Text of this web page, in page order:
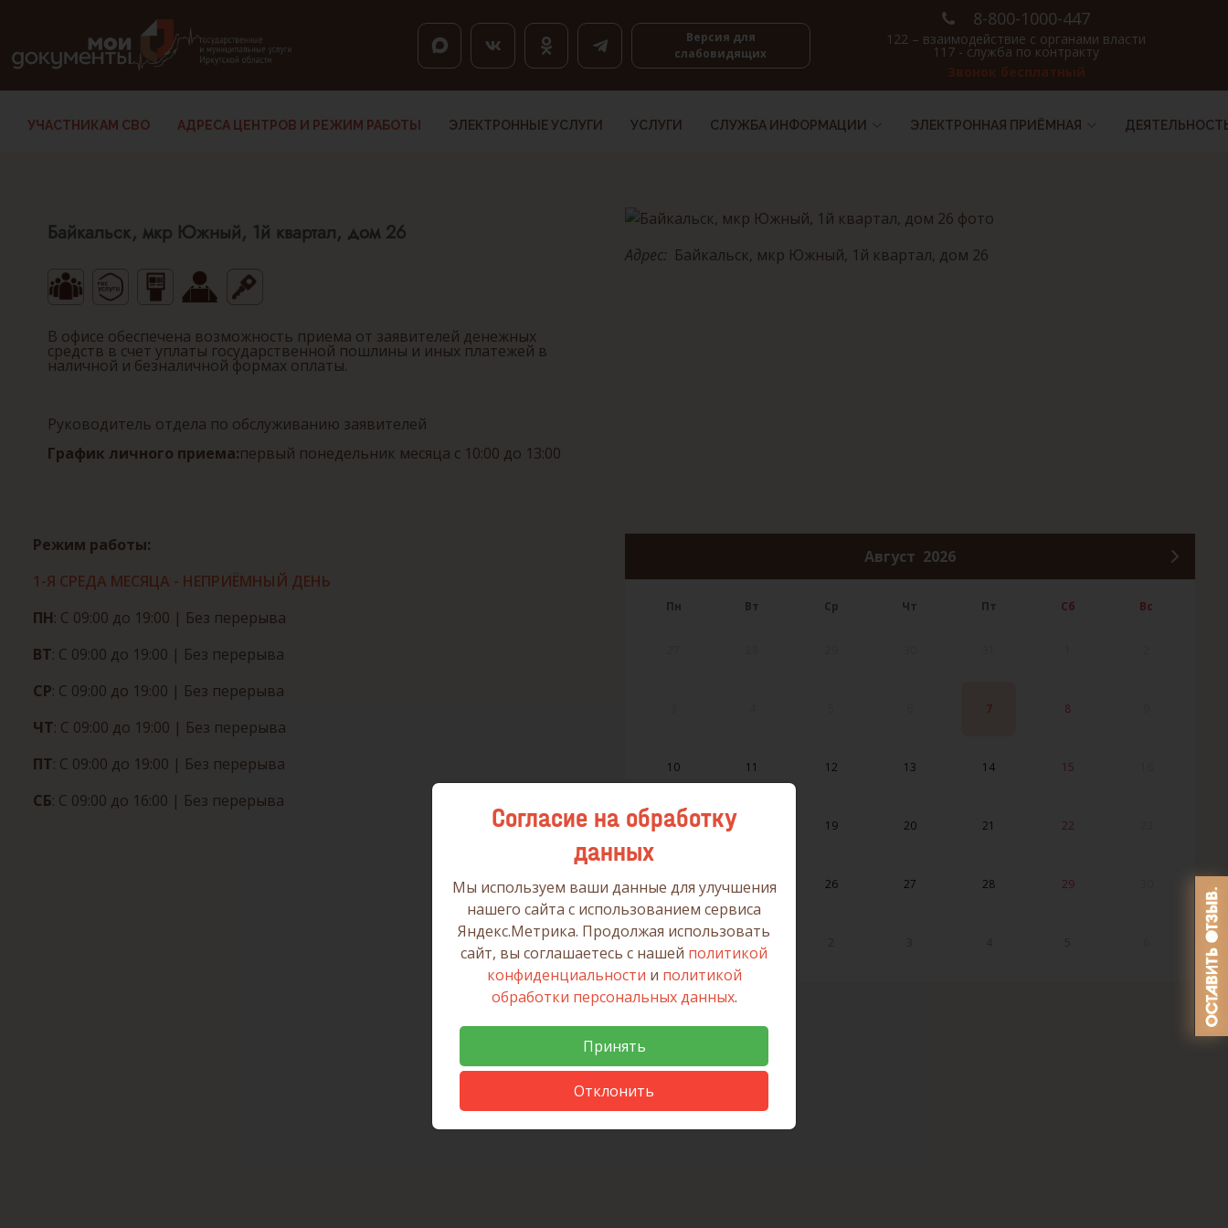
Версия для
слабовидящих
8-800-1000-447
122 – взаимодействие с органами власти
117 - служба по контракту
Звонок бесплатный
УЧАСТНИКАМ СВО АДРЕСА ЦЕНТРОВ И РЕЖИМ РАБОТЫ ЭЛЕКТРОННЫЕ УСЛУГИ УСЛУГИ СЛУЖБА ИНФОРМАЦИИ ЭЛЕКТРОННАЯ ПРИЁМНАЯ
Байкальск, мкр Южный, 1й квартал, дом 26
В офисе обеспечена возможность приема от заявителей денежных
средств в счет уплаты государственной пошлины и иных платежей в
наличной и безналичной формах оплаты.
Руководитель отдела по обслуживанию заявителей
График личного приема:первый понедельник месяца с 10:00 до 13:00
Адрес: Байкальск, мкр Южный, 1й квартал, дом 26
Режим работы:
1-Я СРЕДА МЕСЯЦА - НЕПРИЁМНЫЙ ДЕНЬ
ПН: С 09:00 до 19:00 | Без перерыва
ВТ: С 09:00 до 19:00 | Без перерыва
СР: С 09:00 до 19:00 | Без перерыва
ЧТ: С 09:00 до 19:00 | Без перерыва
ПТ: С 09:00 до 19:00 | Без перерыва
СБ: С 09:00 до 16:00 | Без перерыва
Август 2026
Пн Вт Ср Чт Пт Сб Вс
7 8
10 11 12 13 14 15
17 19 20 21 22
24 25 26 27 28 29
Согласие на обработку
данных
Мы используем ваши данные для улучшения
нашего сайта с использованием сервиса
Яндекс.Метрика. Продолжая использовать
сайт, вы соглашаетесь с нашей политикой
конфиденциальности и политикой
обработки персональных данных.
Принять
Отклонить